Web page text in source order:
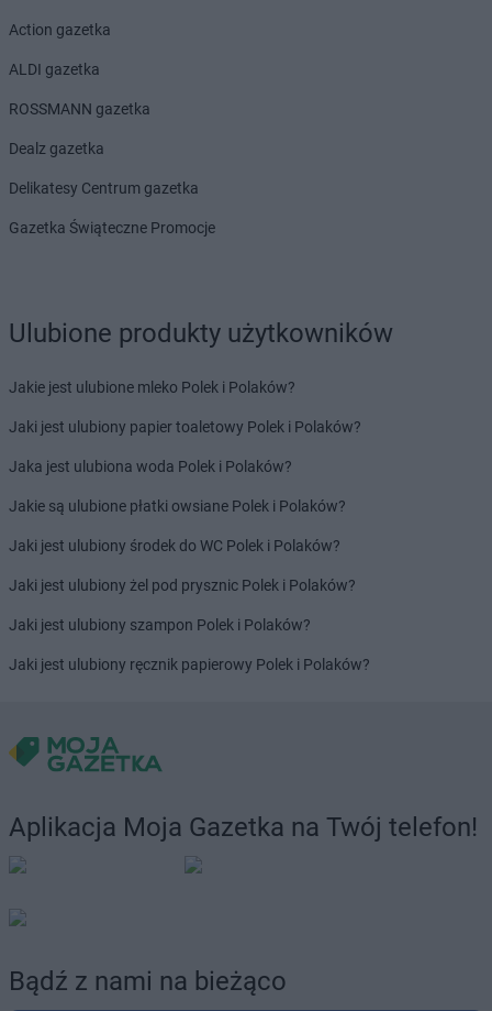
Action gazetka
ALDI gazetka
ROSSMANN gazetka
Dealz gazetka
Delikatesy Centrum gazetka
Gazetka Świąteczne Promocje
Ulubione produkty użytkowników
Jakie jest ulubione mleko Polek i Polaków?
Jaki jest ulubiony papier toaletowy Polek i Polaków?
Jaka jest ulubiona woda Polek i Polaków?
Jakie są ulubione płatki owsiane Polek i Polaków?
Jaki jest ulubiony środek do WC Polek i Polaków?
Jaki jest ulubiony żel pod prysznic Polek i Polaków?
Jaki jest ulubiony szampon Polek i Polaków?
Jaki jest ulubiony ręcznik papierowy Polek i Polaków?
Aplikacja Moja Gazetka na Twój telefon!
Bądź z nami na bieżąco